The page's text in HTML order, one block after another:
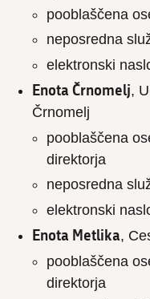
pooblaščena
neposredna
elektronski
Enota Črnomelj,
Črnomelj
pooblaščena
direktorja
neposredna
elektronski
Enota Metlika,
pooblaščena
direktorja